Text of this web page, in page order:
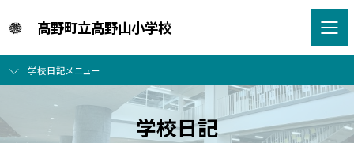
高野町立高野山小学校
学校日記メニュー
学校日記